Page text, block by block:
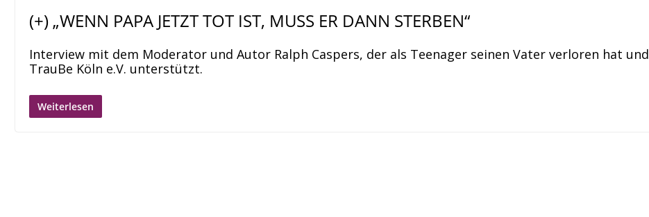
(+) „WENN PAPA JETZT TOT IST, MUSS ER DANN STERBEN“
Interview mit dem Moderator und Autor Ralph Caspers, der als Teenager seinen Vater verloren hat und
TrauBe Köln e.V. unterstützt.
Weiterlesen